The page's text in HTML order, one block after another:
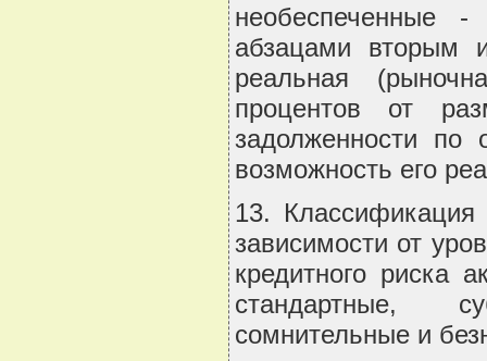
необеспеченные
абзацами вторым
реальная
процентов от
задолженности по
возможность его
13. Классификация
зависимости от
кредитного риска
стандартные,
сомнительные и